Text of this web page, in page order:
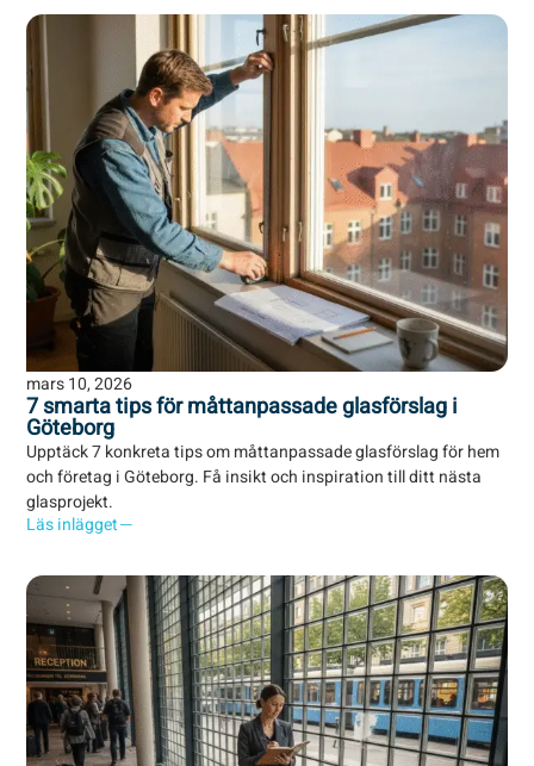
mars 10, 2026
7 smarta tips för måttanpassade glasförslag i
Göteborg
Upptäck 7 konkreta tips om måttanpassade glasförslag för hem
och företag i Göteborg. Få insikt och inspiration till ditt nästa
glasprojekt.
Läs inlägget